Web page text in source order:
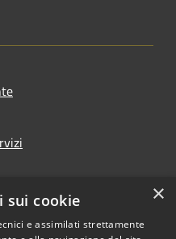
×
sui cookie
e assimilati strettamente